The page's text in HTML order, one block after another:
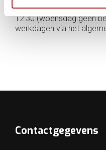
en donderdag
12:30 (woensdag geen
werkdagen via het
Contactgegevens